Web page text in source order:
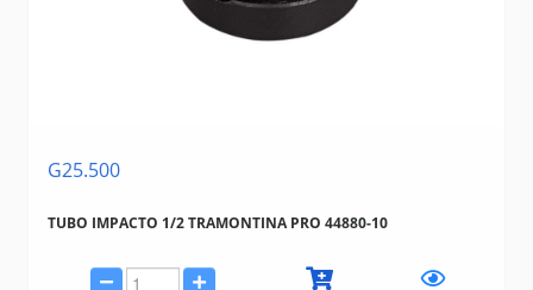
G25.500
TUBO IMPACTO 1/2 TRAMONTINA PRO 44880-10